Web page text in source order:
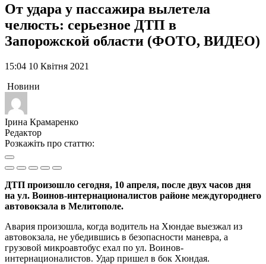
От удара у пассажира вылетела
челюсть: серьезное ДТП в
Запорожской области (ФОТО, ВИДЕО)
15:04 10 Квітня 2021
Новини
Ірина Крамаренко
Редактор
Розкажіть про статтю:
ДТП произошло сегодня, 10 апреля, после двух часов дня
на ул. Воинов-интернационалистов районе междугороднего
автовокзала в Мелитополе.
Авария произошла, когда водитель на Хюндае выезжал из
автовокзала, не убедившись в безопасности маневра, а
грузовой микроавтобус ехал по ул. Воинов-
интернационалистов. Удар пришел в бок Хюндая.